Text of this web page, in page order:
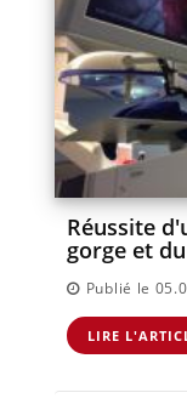
Réussite
gorge et
Publié le
LIRE